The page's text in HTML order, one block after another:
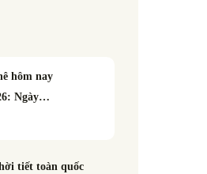
hôm nay
Ngày…
tiết toàn quốc